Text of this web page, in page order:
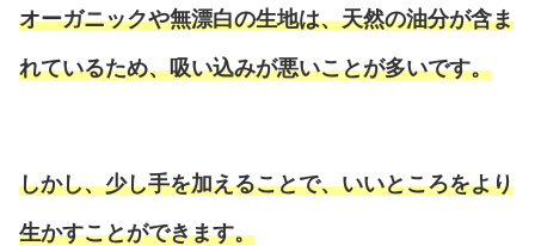
オーガニックや無漂白の生地は、天然の油分が含ま
れているため、吸い込みが悪いことが多いです。
しかし、少し手を加えることで、いいところをより
生かすことができます。